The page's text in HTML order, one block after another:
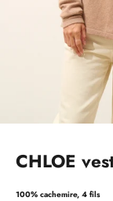
CHLOE
100% cachemire, 4 fils